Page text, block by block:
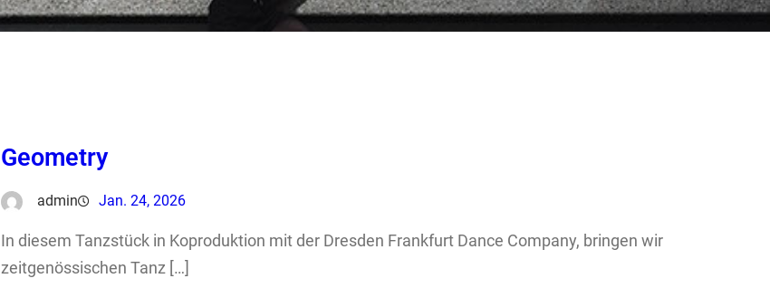
Geometry
admin Jan. 24, 2026
In diesem Tanzstück in Koproduktion mit der Dresden Frankfurt Dance Company, bringen wir
zeitgenössischen Tanz […]